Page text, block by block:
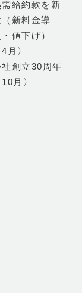
需給約款を新
（新料金導
・値下げ）
4月〉
社創立30周年
10月〉